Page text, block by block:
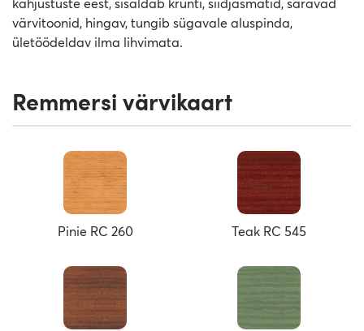
kahjustuste eest, sisaldab krunti, siidjasmatid, säravad
värvitoonid, hingav, tungib sügavale aluspinda,
ületöödeldav ilma lihvimata.
Remmersi värvikaart
Pinie RC 260 Teak RC 545